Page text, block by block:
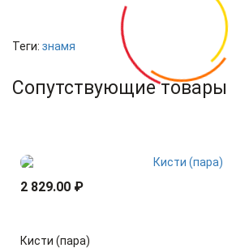
Теги: знамя
Сопутствующие товары
2 829.00 ₽
Кисти (пара)